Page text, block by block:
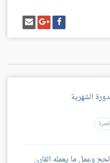
شارك
على
فيسبوك
شارك
على
غوغل
بلس
إرسل
إيميل
الشهرية
وعمل ما يعمله القارن